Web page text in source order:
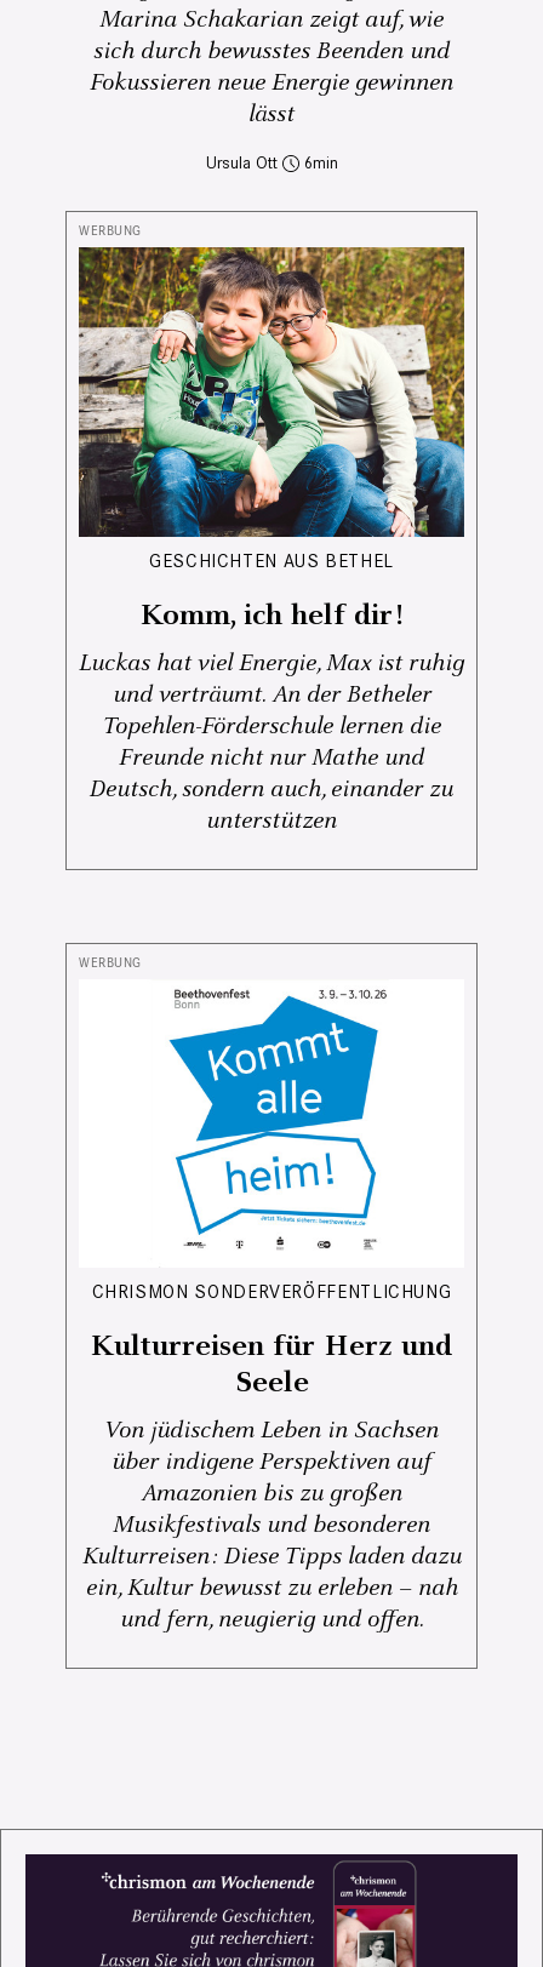
Marina Schakarian zeigt auf, wie
sich durch bewusstes Beenden und
Fokussieren neue Energie gewinnen
lässt
Ursula Ott 6
GESCHICHTEN AUS BETHEL
Komm, ich helf dir!
Luckas hat viel Energie, Max ist ruhig
und verträumt. An der Betheler
Topehlen-Förderschule lernen die
Freunde nicht nur Mathe und
Deutsch, sondern auch, einander zu
unterstützen
CHRISMON SONDERVERÖFFENTLICHUNG
Kulturreisen für Herz und
Seele
Von jüdischem Leben in Sachsen
über indigene Perspektiven auf
Amazonien bis zu großen
Musikfestivals und besonderen
Kulturreisen: Diese Tipps laden dazu
ein, Kultur bewusst zu erleben – nah
und fern, neugierig und offen.